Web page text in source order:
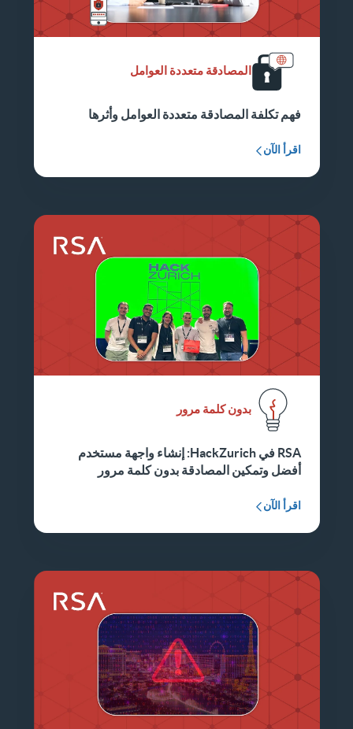
المصادقة متعددة العوامل
فهم تكلفة المصادقة متعددة العوامل وأثرها
اقرأ الآن
بدون كلمة مرور
RSA في HackZurich: إنشاء واجهة مستخدم
أفضل وتمكين المصادقة بدون كلمة مرور
اقرأ الآن